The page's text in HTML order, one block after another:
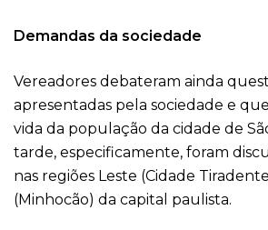
Demandas da sociedade
Vereadores debateram ainda
apresentadas pela sociedade e
vida da população da cidade de
tarde, especificamente, foram
nas regiões Leste (Cidade
(Minhocão) da capital paulista.